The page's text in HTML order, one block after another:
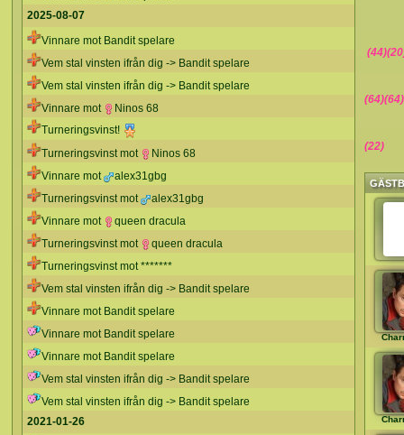
2025-08-07
Vinnare mot Bandit spelare
Vem stal vinsten ifrån dig -> Bandit spelare
Vem stal vinsten ifrån dig -> Bandit spelare
Vinnare mot
Ninos 68
Turneringsvinst!
Turneringsvinst mot
Ninos 68
Vinnare mot
alex31gbg
Turneringsvinst mot
alex31gbg
Vinnare mot
queen dracula
Turneringsvinst mot
queen dracula
Turneringsvinst mot *******
Vem stal vinsten ifrån dig -> Bandit spelare
Vinnare mot Bandit spelare
Vinnare mot Bandit spelare
Vinnare mot Bandit spelare
Vem stal vinsten ifrån dig -> Bandit spelare
Vem stal vinsten ifrån dig -> Bandit spelare
2021-01-26
(64)(64)
(22)